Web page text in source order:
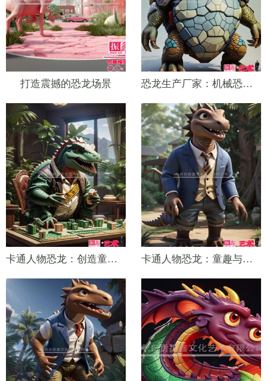
打造震撼的恐龙场景 恐龙生产厂家：机械恐龙的魅力无限
卡通人物恐龙：创造童年快乐的魔法 卡通人物恐龙：童趣与教育的完美结合